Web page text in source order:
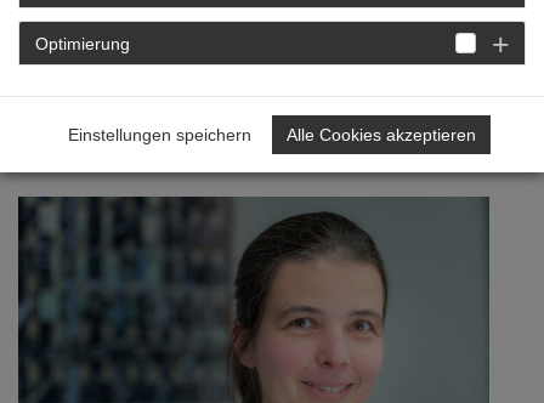
DETAIL
Gemeinsam stark!
Optimierung
Einstellungen speichern Alle Cookies akzeptieren